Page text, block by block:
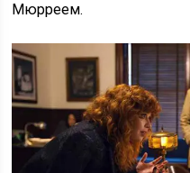
Мюрреем.